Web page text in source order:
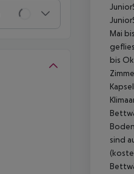
Mai
bis
sind